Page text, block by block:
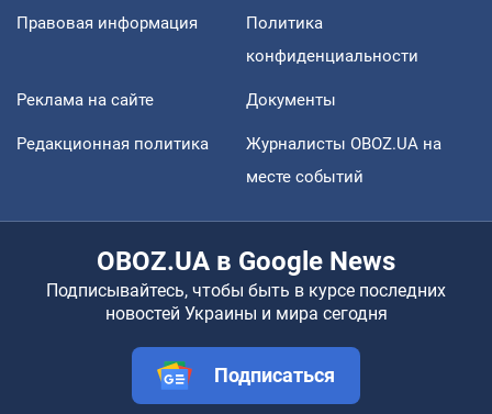
Правовая информация
Политика
конфиденциальности
Реклама на сайте Документы
Редакционная политика
Журналисты OBOZ.UA на
месте событий
OBOZ.UA в Google News
Подписывайтесь, чтобы быть в курсе последних
новостей Украины и мира сегодня
Подписаться